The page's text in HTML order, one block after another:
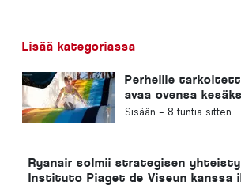
Lisää kategoriassa
Perheille
avaa ovensa
Portugalissa, ja
Sisään - 8 tuntia sitten
Ryanair solmii strategisen
Instituto Piaget de Viseun kanssa